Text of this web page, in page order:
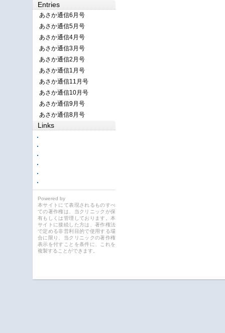
Entries
あさか通信6月号
あさか通信5月号
あさか通信4月号
あさか通信3月号
あさか通信2月号
あさか通信1月号
あさか通信11月号
あさか通信10月号
あさか通信9月号
あさか通信8月号
Links
Powered by
本サイトにて表現されるものすべ
ての著作権は、当クリニックが保
有もしくは管理しております。本
サイトに接続した方は、著作権法
で定める非営利目的で使用する場
合に限り、当クリニックの著作権
表示を付すことを条件に、これを
複製することができます。